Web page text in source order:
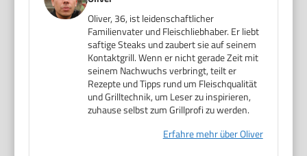
Oliver, 36, ist leidenschaftlicher
Familienvater und Fleischliebhaber. Er liebt
saftige Steaks und zaubert sie auf seinem
Kontaktgrill. Wenn er nicht gerade Zeit mit
seinem Nachwuchs verbringt, teilt er
Rezepte und Tipps rund um Fleischqualität
und Grilltechnik, um Leser zu inspirieren,
zuhause selbst zum Grillprofi zu werden.
Erfahre mehr über Oliver